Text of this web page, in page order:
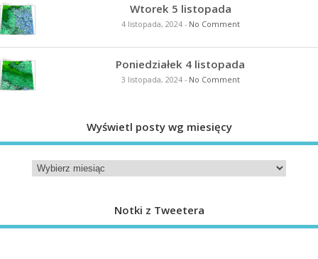
Wtorek 5 listopada
4 listopada, 2024- No Comment
Poniedziałek 4 listopada
3 listopada, 2024- No Comment
Wyświetl posty wg miesięcy
Notki z Tweetera